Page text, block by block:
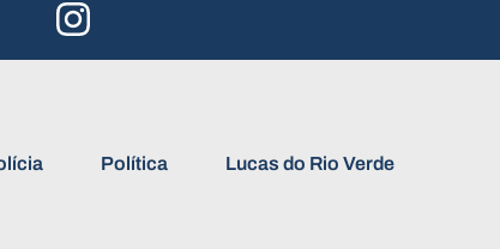
Política Lucas do Rio Verde